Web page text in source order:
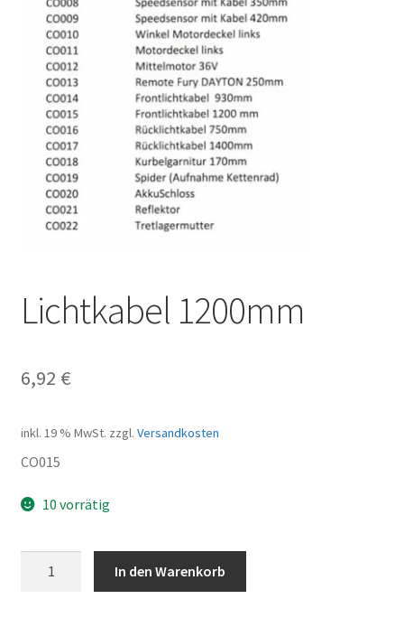
Lichtkabel 1200mm
6,92 €
inkl. 19 % MwSt. zzgl. Versandkosten
CO015
10 vorrätig
In den Warenkorb